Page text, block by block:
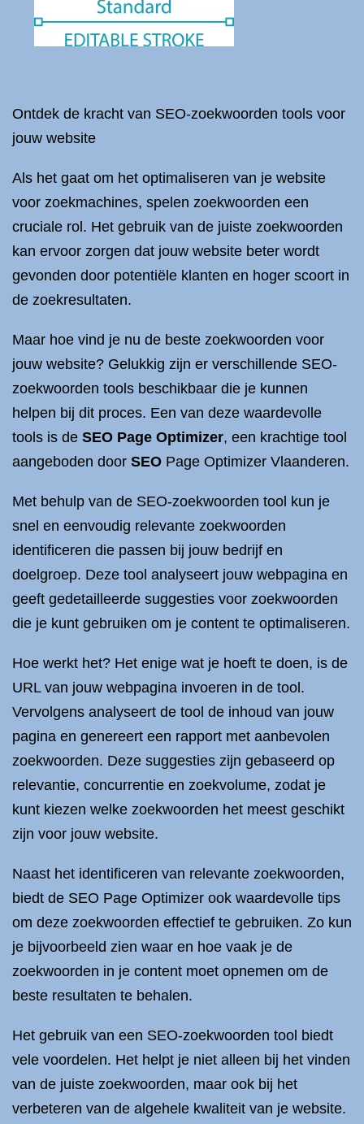
Ontdek de kracht van SEO-zoekwoorden tools voor
jouw website
Als het gaat om het optimaliseren van je website
voor zoekmachines, spelen zoekwoorden een
cruciale rol. Het gebruik van de juiste zoekwoorden
kan ervoor zorgen dat jouw website beter wordt
gevonden door potentiële klanten en hoger scoort in
de zoekresultaten.
Maar hoe vind je nu de beste zoekwoorden voor
jouw website? Gelukkig zijn er verschillende SEO-
zoekwoorden tools beschikbaar die je kunnen
helpen bij dit proces. Een van deze waardevolle
tools is de SEO Page Optimizer, een krachtige tool
aangeboden door SEO Page Optimizer Vlaanderen.
Met behulp van de SEO-zoekwoorden tool kun je
snel en eenvoudig relevante zoekwoorden
identificeren die passen bij jouw bedrijf en
doelgroep. Deze tool analyseert jouw webpagina en
geeft gedetailleerde suggesties voor zoekwoorden
die je kunt gebruiken om je content te optimaliseren.
Hoe werkt het? Het enige wat je hoeft te doen, is de
URL van jouw webpagina invoeren in de tool.
Vervolgens analyseert de tool de inhoud van jouw
pagina en genereert een rapport met aanbevolen
zoekwoorden. Deze suggesties zijn gebaseerd op
relevantie, concurrentie en zoekvolume, zodat je
kunt kiezen welke zoekwoorden het meest geschikt
zijn voor jouw website.
Naast het identificeren van relevante zoekwoorden,
biedt de SEO Page Optimizer ook waardevolle tips
om deze zoekwoorden effectief te gebruiken. Zo kun
je bijvoorbeeld zien waar en hoe vaak je de
zoekwoorden in je content moet opnemen om de
beste resultaten te behalen.
Het gebruik van een SEO-zoekwoorden tool biedt
vele voordelen. Het helpt je niet alleen bij het vinden
van de juiste zoekwoorden, maar ook bij het
verbeteren van de algehele kwaliteit van je website.